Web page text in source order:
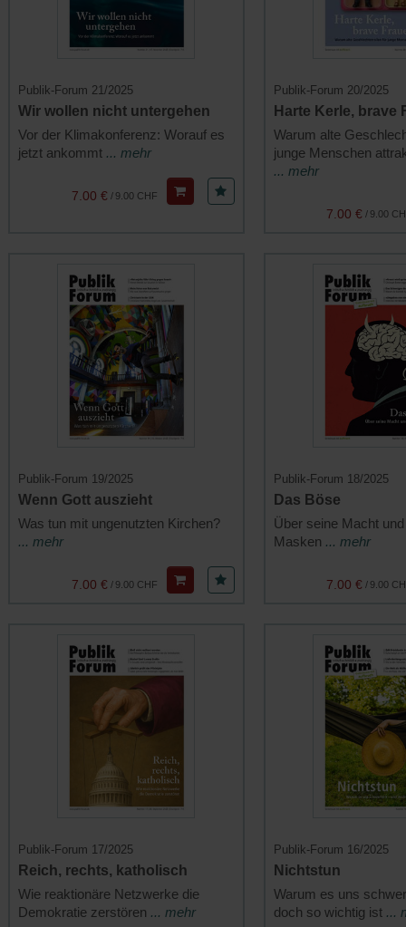
Publik-Forum 21/2025
Wir wollen nicht untergehen
Vor der Klimakonferenz: Worauf es
jetzt ankommt ... mehr
9.00 CHF
/
7.00 €
Publik-Forum 20/2025
Harte Kerle, brave
Warum alte
junge Menschen
... mehr
9.00
/
7.00 €
Publik-Forum 19/2025
Wenn Gott auszieht
Was tun mit ungenutzten Kirchen?
... mehr
9.00 CHF
/
7.00 €
Publik-Forum 18/2025
Das Böse
Über seine Macht
Masken ... mehr
9.00
/
7.00 €
Publik-Forum 17/2025
Reich, rechts, katholisch
Wie reaktionäre Netzwerke die
Demokratie zerstören ... mehr
Publik-Forum 16/2025
Nichtstun
Warum es uns
doch so wichtig ist ...